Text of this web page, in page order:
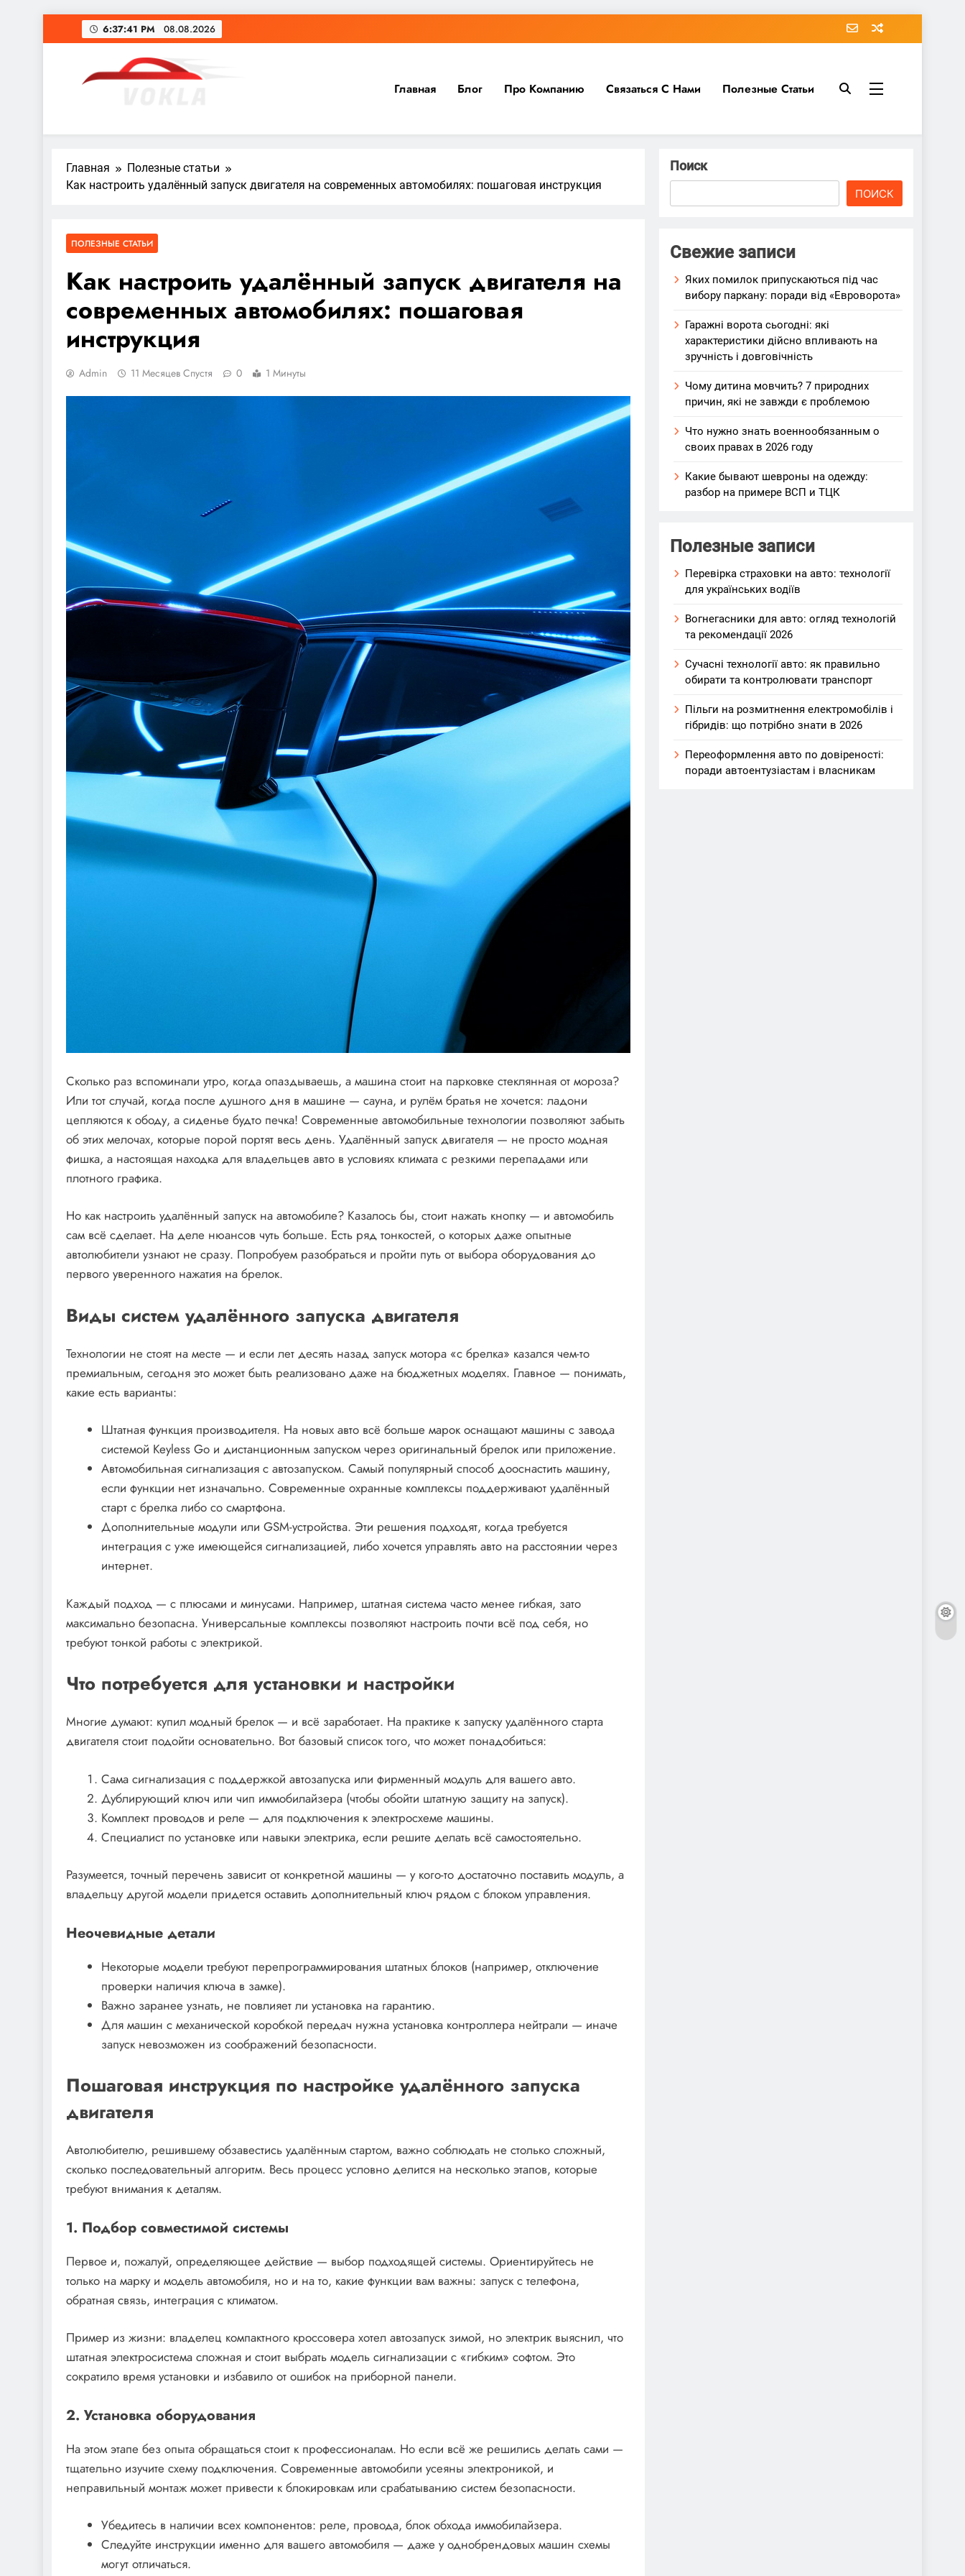
Перейти
6:37:43 PM 08.08.2026
vokla.vn.ua
Главная Блог Про Компанию Связаться С Нами Полезные Статьи
Главная
Полезные статьи
Как настроить удалённый запуск двигателя на современных автомобилях: пошаговая инструкция
ПОЛЕЗНЫЕ СТАТЬИ
Как настроить удалённый запуск двигателя на
современных автомобилях: пошаговая
инструкция
Admin 11 Месяцев Спустя 0 1 Минуты
Сколько раз вспоминали утро, когда опаздываешь, а машина стоит на парковке стеклянная от мороза?
Или тот случай, когда после душного дня в машине — сауна, и рулём братья не хочется: ладони
цепляются к ободу, а сиденье будто печка! Современные автомобильные технологии позволяют забыть
об этих мелочах, которые порой портят весь день. Удалённый запуск двигателя — не просто модная
фишка, а настоящая находка для владельцев авто в условиях климата с резкими перепадами или
плотного графика.
Но как настроить удалённый запуск на автомобиле? Казалось бы, стоит нажать кнопку — и автомобиль
сам всё сделает. На деле нюансов чуть больше. Есть ряд тонкостей, о которых даже опытные
автолюбители узнают не сразу. Попробуем разобраться и пройти путь от выбора оборудования до
первого уверенного нажатия на брелок.
Виды систем удалённого запуска двигателя
Технологии не стоят на месте — и если лет десять назад запуск мотора «с брелка» казался чем-то
премиальным, сегодня это может быть реализовано даже на бюджетных моделях. Главное — понимать,
какие есть варианты:
Штатная функция производителя. На новых авто всё больше марок оснащают машины с завода
системой Keyless Go и дистанционным запуском через оригинальный брелок или приложение.
Автомобильная сигнализация с автозапуском. Самый популярный способ дооснастить машину,
если функции нет изначально. Современные охранные комплексы поддерживают удалённый
старт с брелка либо со смартфона.
Дополнительные модули или GSM-устройства. Эти решения подходят, когда требуется
интеграция с уже имеющейся сигнализацией, либо хочется управлять авто на расстоянии через
интернет.
Каждый подход — с плюсами и минусами. Например, штатная система часто менее гибкая, зато
максимально безопасна. Универсальные комплексы позволяют настроить почти всё под себя, но
требуют тонкой работы с электрикой.
Что потребуется для установки и настройки
Многие думают: купил модный брелок — и всё заработает. На практике к запуску удалённого старта
двигателя стоит подойти основательно. Вот базовый список того, что может понадобиться:
Сама сигнализация с поддержкой автозапуска или фирменный модуль для вашего авто.
Дублирующий ключ или чип иммобилайзера (чтобы обойти штатную защиту на запуск).
Комплект проводов и реле — для подключения к электросхеме машины.
Специалист по установке или навыки электрика, если решите делать всё самостоятельно.
Разумеется, точный перечень зависит от конкретной машины — у кого-то достаточно поставить модуль, а
владельцу другой модели придется оставить дополнительный ключ рядом с блоком управления.
Неочевидные детали
Некоторые модели требуют перепрограммирования штатных блоков (например, отключение
проверки наличия ключа в замке).
Важно заранее узнать, не повлияет ли установка на гарантию.
Для машин с механической коробкой передач нужна установка контроллера нейтрали — иначе
запуск невозможен из соображений безопасности.
Пошаговая инструкция по настройке удалённого запуска
двигателя
Автолюбителю, решившему обзавестись удалённым стартом, важно соблюдать не столько сложный,
сколько последовательный алгоритм. Весь процесс условно делится на несколько этапов, которые
требуют внимания к деталям.
1. Подбор совместимой системы
Первое и, пожалуй, определяющее действие — выбор подходящей системы. Ориентируйтесь не
только на марку и модель автомобиля, но и на то, какие функции вам важны: запуск с телефона,
обратная связь, интеграция с климатом.
Пример из жизни: владелец компактного кроссовера хотел автозапуск зимой, но электрик выяснил, что
штатная электросистема сложная и стоит выбрать модель сигнализации с «гибким» софтом. Это
сократило время установки и избавило от ошибок на приборной панели.
2. Установка оборудования
На этом этапе без опыта обращаться стоит к профессионалам. Но если всё же решились делать сами —
тщательно изучите схему подключения. Современные автомобили усеяны электроникой, и
неправильный монтаж может привести к блокировкам или срабатыванию систем безопасности.
Убедитесь в наличии всех компонентов: реле, провода, блок обхода иммобилайзера.
Следуйте инструкции именно для вашего автомобиля — даже у однобрендовых машин схемы
могут отличаться.
Поиск
ПОИСК
Свежие записи
Яких помилок припускаються під час
вибору паркану: поради від «Евроворота»
Гаражні ворота сьогодні: які
характеристики дійсно впливають на
зручність і довговічність
Чому дитина мовчить? 7 природних
причин, які не завжди є проблемою
Что нужно знать военнообязанным о
своих правах в 2026 году
Какие бывают шевроны на одежду:
разбор на примере ВСП и ТЦК
Полезные записи
Перевірка страховки на авто: технології
для українських водіїв
Вогнегасники для авто: огляд технологій
та рекомендації 2026
Сучасні технології авто: як правильно
обирати та контролювати транспорт
Пільги на розмитнення електромобілів і
гібридів: що потрібно знати в 2026
Переоформлення авто по довіреності:
поради автоентузіастам і власникам